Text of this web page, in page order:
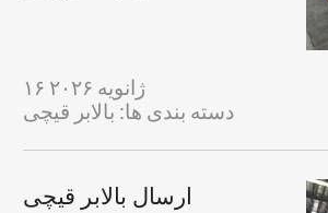
۱۶ ژانویه ۲۰۲۶
دسته بندی ها: بالابر قیچی
ارسال بالابر قیچی